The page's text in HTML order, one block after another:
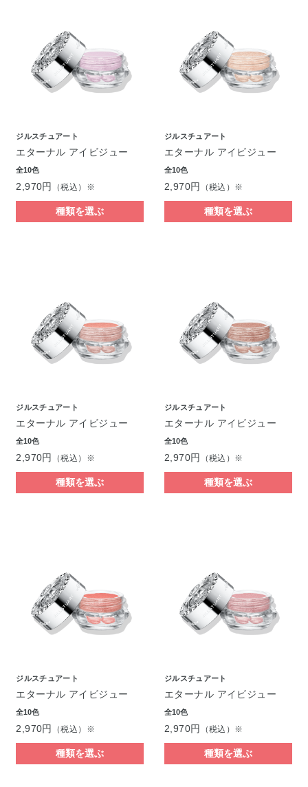
ジルスチュアート
エターナル アイビジュー
全10色
2,970円 （税込）※
種類を選ぶ
ジルスチュアート
エターナル アイビジュー
全10色
2,970円 （税込）※
種類を選ぶ
ジルスチュアート
エターナル アイビジュー
全10色
2,970円 （税込）※
種類を選ぶ
ジルスチュアート
エターナル アイビジュー
全10色
2,970円 （税込）※
種類を選ぶ
ジルスチュアート
エターナル アイビジュー
全10色
2,970円 （税込）※
種類を選ぶ
ジルスチュアート
エターナル アイビジュー
全10色
2,970円 （税込）※
種類を選ぶ